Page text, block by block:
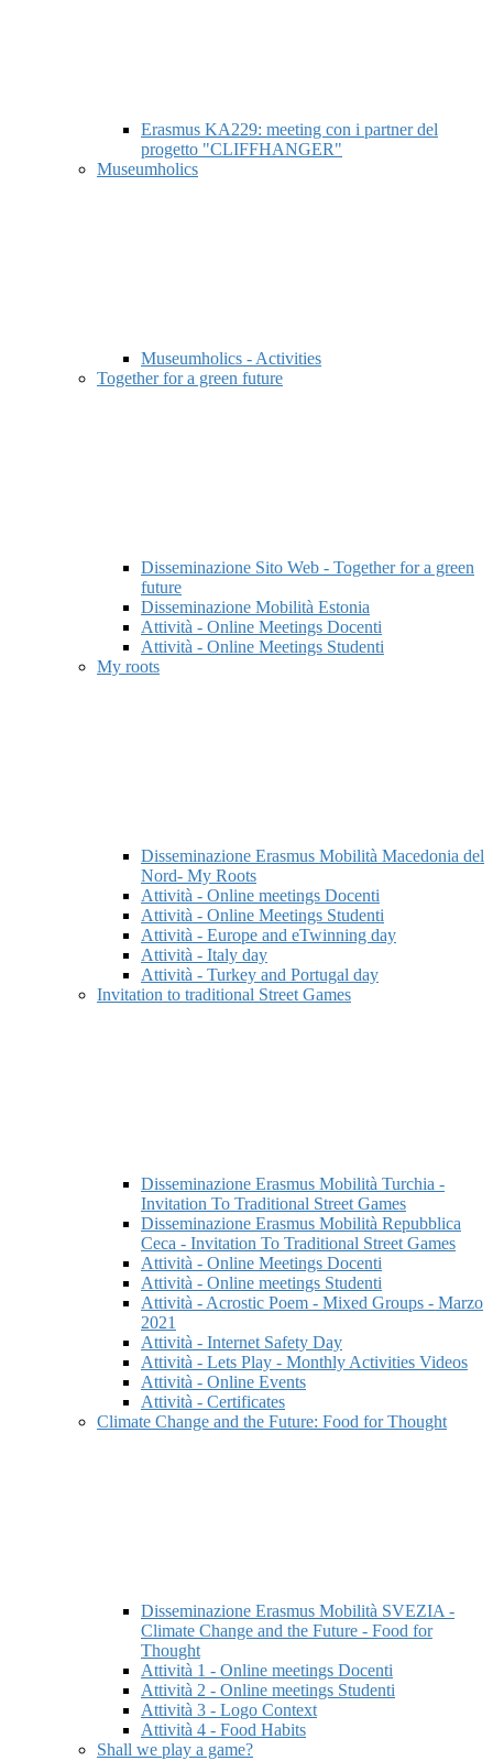
Erasmus KA229: meeting con i partner del
progetto "CLIFFHANGER"
Museumholics
Museumholics - Activities
Together for a green future
Disseminazione Sito Web - Together for a green
future
Disseminazione Mobilità Estonia
Attività - Online Meetings Docenti
Attività - Online Meetings Studenti
My roots
Disseminazione Erasmus Mobilità Macedonia del
Nord- My Roots
Attività - Online meetings Docenti
Attività - Online Meetings Studenti
Attività - Europe and eTwinning day
Attività - Italy day
Attività - Turkey and Portugal day
Invitation to traditional Street Games
Disseminazione Erasmus Mobilità Turchia -
Invitation To Traditional Street Games
Disseminazione Erasmus Mobilità Repubblica
Ceca - Invitation To Traditional Street Games
Attività - Online Meetings Docenti
Attività - Online meetings Studenti
Attività - Acrostic Poem - Mixed Groups - Marzo
2021
Attività - Internet Safety Day
Attività - Lets Play - Monthly Activities Videos
Attività - Online Events
Attività - Certificates
Climate Change and the Future: Food for Thought
Disseminazione Erasmus Mobilità SVEZIA -
Climate Change and the Future - Food for
Thought
Attività 1 - Online meetings Docenti
Attività 2 - Online meetings Studenti
Attività 3 - Logo Context
Attività 4 - Food Habits
Shall we play a game?